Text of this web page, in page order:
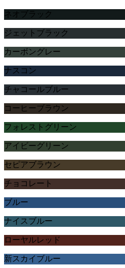
ネオブラック
ジェットブラック
カーボングレー
ナスコン
チャコールブルー
コーヒーブラウン
フォレストグリーン
アイビーグリーン
セピアブラウン
チョコレート
ブルー
ナイスブルー
ローヤルレッド
新スカイブルー